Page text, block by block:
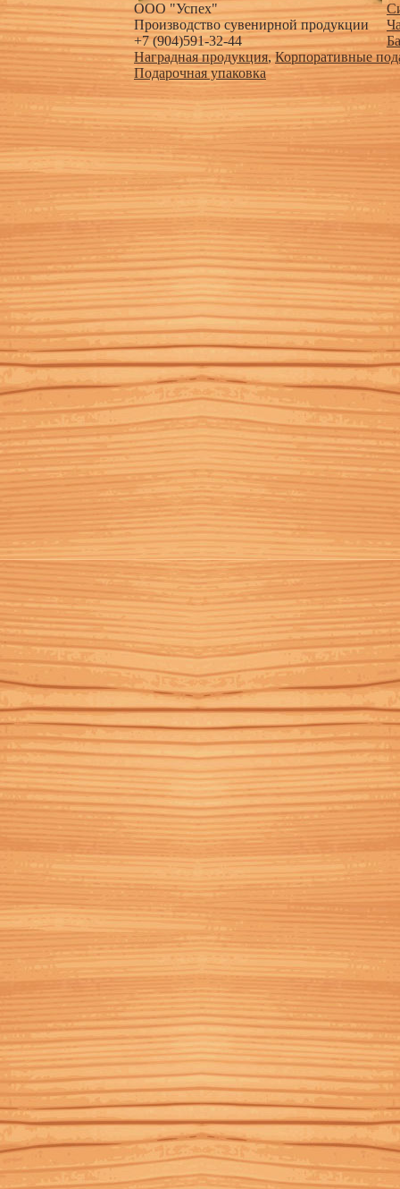
ООО "Успех"
Производство сувенирной продукции
+7 (904)591-32-44
Наградная продукция,Корпоративные
Подарочная упаковка